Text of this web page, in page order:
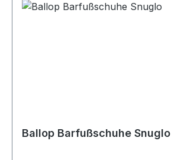
Ballop Barfußschuhe Snuglo